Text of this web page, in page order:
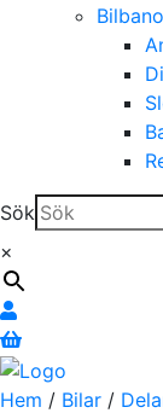
Sök
×
Hem / Bilar /